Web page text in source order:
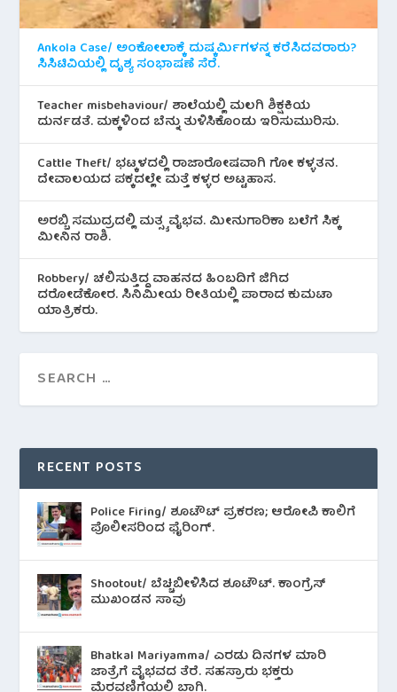
Ankola Case/ ಅಂಕೋಲಾಕ್ಕೆ ದುಷ್ಕರ್ಮಿಗಳನ್ನ ಕರೆಸಿದವರಾರು?
ಸಿಸಿಟಿವಿಯಲ್ಲಿ ದೃಶ್ಯ ಸಂಭಾಷಣೆ ಸೆರೆ.
Teacher misbehaviour/ ಶಾಲೆಯಲ್ಲಿ ಮಲಗಿ ಶಿಕ್ಷಕಿಯ
ದುರ್ನಡತೆ. ಮಕ್ಕಳಿಂದ ಬೆನ್ನು ತುಳಿಸಿಕೊಂಡು ಇರಿಸುಮುರಿಸು.
Cattle Theft/ ಭಟ್ಕಳದಲ್ಲಿ ರಾಜಾರೋಷವಾಗಿ ಗೋ ಕಳ್ಳತನ.
ದೇವಾಲಯದ ಪಕ್ಕದಲ್ಲೇ ಮತ್ತೆ ಕಳ್ಳರ ಅಟ್ಟಹಾಸ.
ಅರಬ್ಬಿ ಸಮುದ್ರದಲ್ಲಿ ಮತ್ಸ್ಯ ವೈಭವ. ಮೀನುಗಾರಿಕಾ ಬಲೆಗೆ ಸಿಕ್ಕ
ಮೀನಿನ‌ ರಾಶಿ.
Robbery/ ಚಲಿಸುತ್ತಿದ್ದ ವಾಹನದ ಹಿಂಬದಿಗೆ ಜಿಗಿದ
ದರೋಡೆಕೋರ. ಸಿನಿಮೀಯ ರೀತಿಯಲ್ಲಿ ಪಾರಾದ ಕುಮಟಾ
ಯಾತ್ರಿಕರು.
RECENT POSTS
Police Firing/ ಶೂಟೌಟ್ ಪ್ರಕರಣ; ಆರೋಪಿ ಕಾಲಿಗೆ
ಪೊಲೀಸರಿಂದ ಫೈರಿಂಗ್.
Shootout/ ಬೆಚ್ಚಿಬೀಳಿಸಿದ ಶೂಟೌಟ್‌. ಕಾಂಗ್ರೆಸ್
ಮುಖಂಡನ ಸಾವು
Bhatkal Mariyamma/ ಎರಡು ದಿನಗಳ ಮಾರಿ
ಜಾತ್ರೆಗೆ ವೈಭವದ ತೆರೆ. ಸಹಸ್ರಾರು ಭಕ್ತರು